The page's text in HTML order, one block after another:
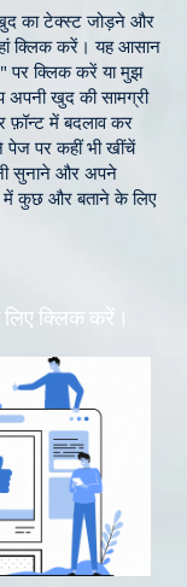
का टेक्स्ट जोड़ने और
क्लिक करें। यह आसान
पर क्लिक करें या मुझ
खुद की सामग्री
में बदलाव कर
पर कहीं भी खींचें
सुनाने और अपने
में कुछ और बताने के लिए
क्लिक करें।